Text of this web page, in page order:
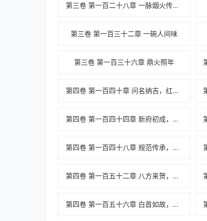
第三卷 第一百二十八章 一脉烟火传千秋
第三卷 第一百三十二章 一碗人间味
第三卷 第一百三十六章 鼎火照年
第四卷 第一百四十章 问名纳吉，红妆初备
第四卷 第一百四十四章 新府初成，烟火日常
第四卷 第一百四十八章 规范传承，师徒同心
第四卷 第一百五十二章 八方来贺，食誉天下
第四卷 第一百五十六章 白首如故，鼎火千秋